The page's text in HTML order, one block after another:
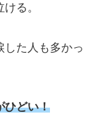
る。
した人も多かっ
ひどい！